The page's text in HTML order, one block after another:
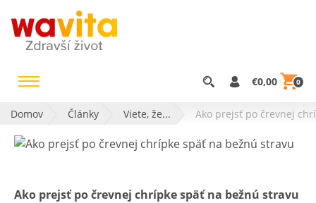
€0,00 0
Domov Články Viete, že... Ako prejsť po črevnej
Ako prejsť po črevnej chrípke späť na bežnú stravu